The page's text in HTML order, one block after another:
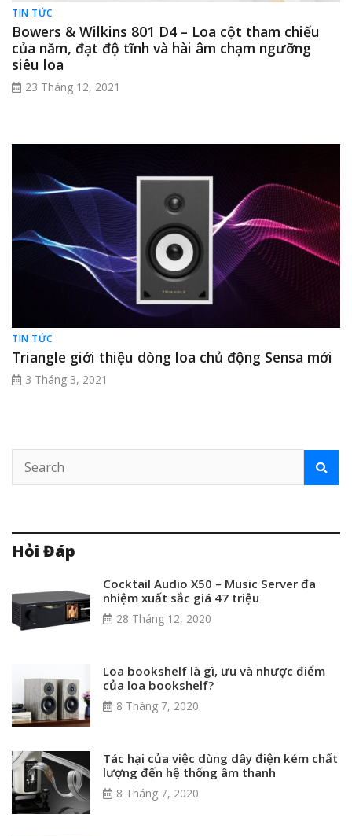
TIN TỨC
Bowers & Wilkins 801 D4 – Loa cột tham chiếu
của năm, đạt độ tĩnh và hài âm chạm ngưỡng
siêu loa
23 Tháng 12, 2021
TIN TỨC
Triangle giới thiệu dòng loa chủ động Sensa mới
3 Tháng 3, 2021
Hỏi Đáp
Cocktail Audio X50 – Music Server đa
nhiệm xuất sắc giá 47 triệu
28 Tháng 12, 2020
Loa bookshelf là gì, ưu và nhược điểm
của loa bookshelf?
8 Tháng 7, 2020
Tác hại của việc dùng dây điện kém chất
lượng đến hệ thống âm thanh
8 Tháng 7, 2020